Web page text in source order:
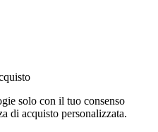
solo con il tuo consenso
di acquisto personalizzata.